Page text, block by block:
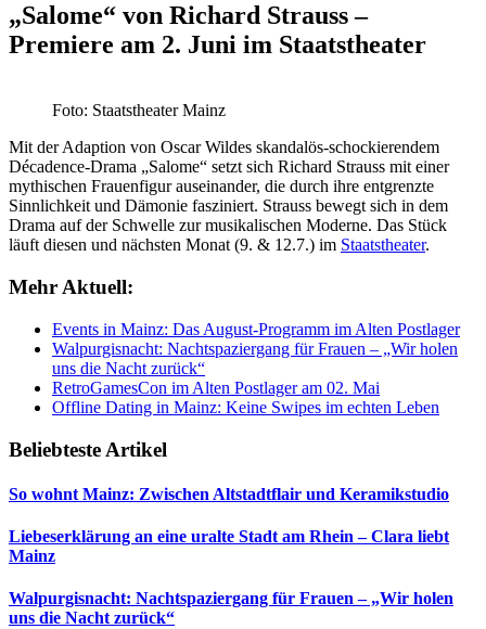
„Salome“ von Richard Strauss –
Premiere am 2. Juni im Staatstheater
Foto: Staatstheater Mainz
Mit der Adaption von Oscar Wildes skandalös-schockierendem
Décadence-Drama „Salome“ setzt sich Richard Strauss mit einer
mythischen Frauenfigur auseinander, die durch ihre entgrenzte
Sinnlichkeit und Dämonie fasziniert. Strauss bewegt sich in dem
Drama auf der Schwelle zur musikalischen Moderne. Das Stück
läuft diesen und nächsten Monat (9. & 12.7.) im Staatstheater.
Mehr Aktuell:
Events in Mainz: Das August-Programm im Alten Postlager
Walpurgisnacht: Nachtspaziergang für Frauen – „Wir holen
uns die Nacht zurück“
RetroGamesCon im Alten Postlager am 02. Mai
Offline Dating in Mainz: Keine Swipes im echten Leben
Beliebteste Artikel
So wohnt Mainz: Zwischen Altstadtflair und Keramikstudio
Liebeserklärung an eine uralte Stadt am Rhein – Clara liebt
Mainz
Walpurgisnacht: Nachtspaziergang für Frauen – „Wir holen
uns die Nacht zurück“